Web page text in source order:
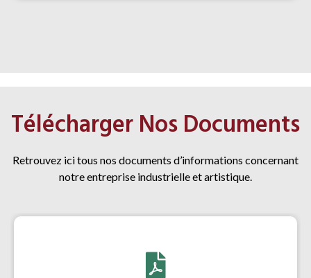
Télécharger Nos Documents
Retrouvez ici tous nos documents d’informations concernant
notre entreprise industrielle et artistique.